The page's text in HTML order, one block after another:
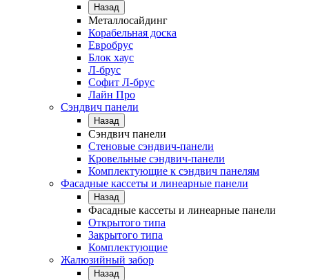
Назад
Металлосайдинг
Корабельная доска
Евробрус
Блок хаус
Л-брус
Софит Л-брус
Лайн Про
Сэндвич панели
Назад
Сэндвич панели
Стеновые сэндвич-панели
Кровельные сэндвич-панели
Комплектующие к сэндвич панелям
Фасадные кассеты и линеарные панели
Назад
Фасадные кассеты и линеарные панели
Открытого типа
Закрытого типа
Комплектующие
Жалюзийный забор
Назад